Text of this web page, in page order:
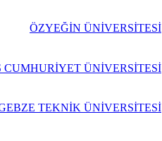
ÖZYEĞİN ÜNİVERSİTESİ
CUMHURİYET ÜNİVERSİTESİ
TEKNİK ÜNİVERSİTESİ